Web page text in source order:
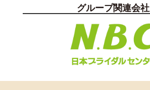
グループ関連会社